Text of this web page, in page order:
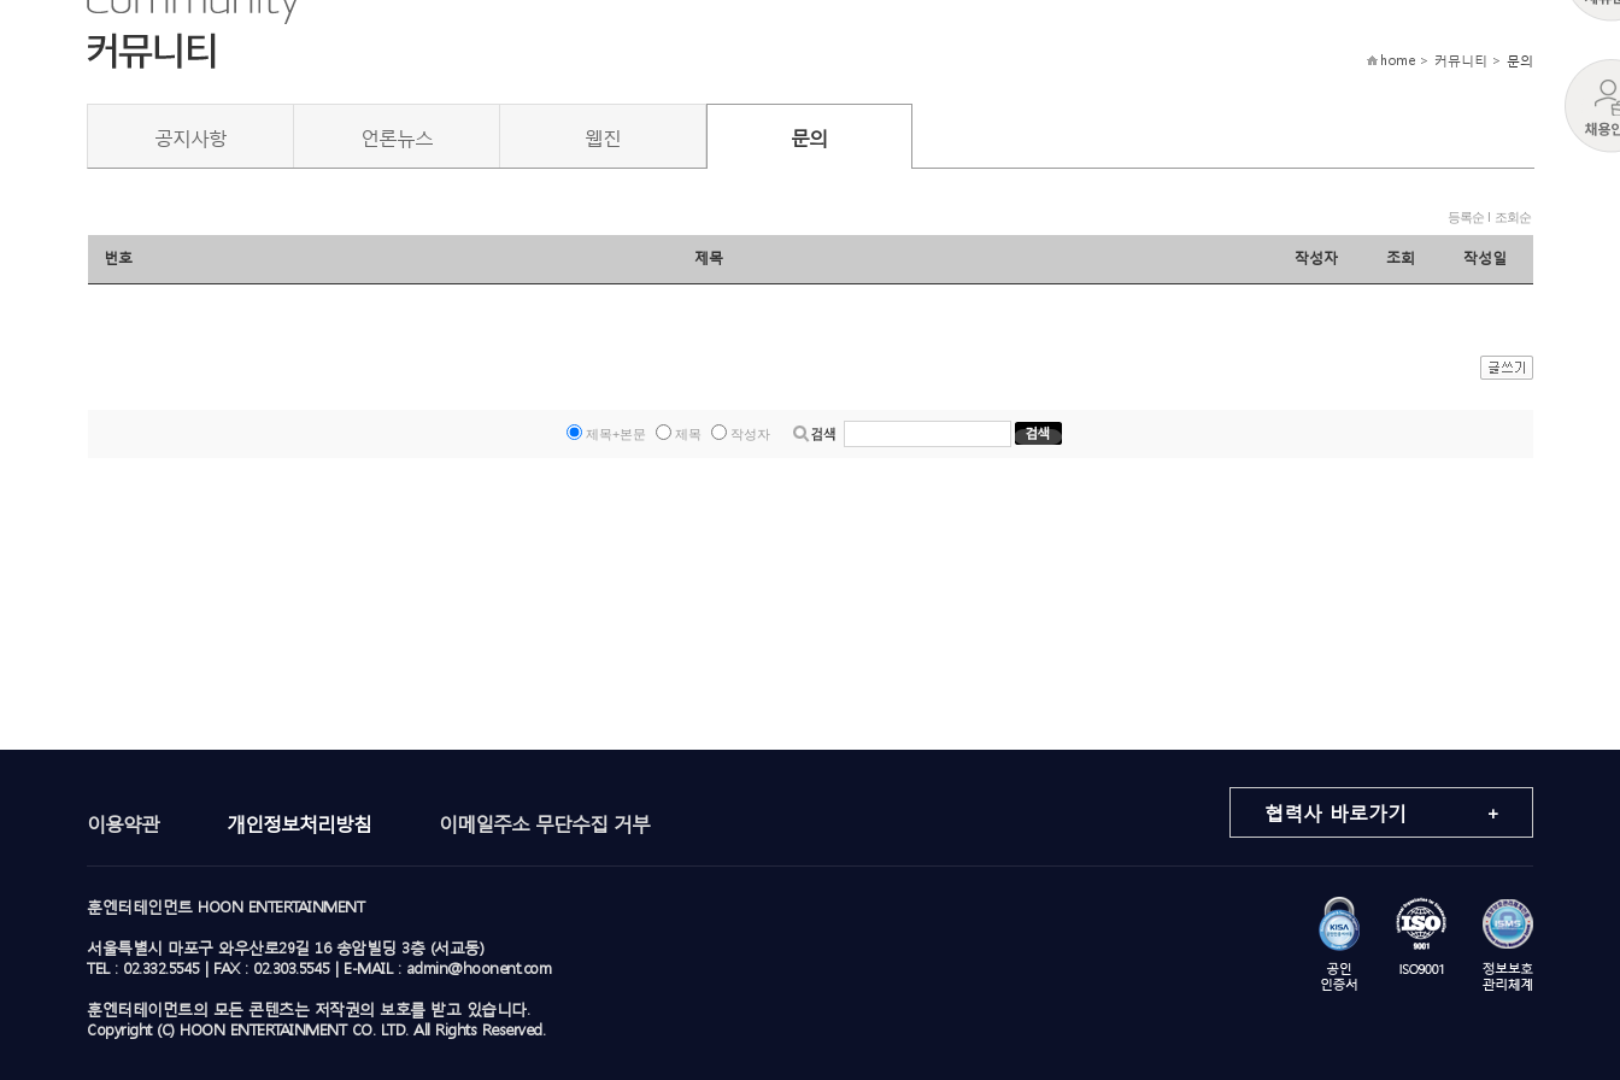
공지사항 언론뉴스 웹진 문의
home > 커뮤니티 > 문의
등록순 l 조회순
번호 제목 작성자 조회 작성일
제목+본문 제목 작성자
이용약관 개인정보처리방침 이메일주소 무단수집 거부
훈엔터테인먼트 HOON ENTERTAINMENT
서울특별시 마포구 와우산로29길 16 송암빌딩 3층 (서교동)
TEL : 02.332.5545 | FAX : 02.303.5545 | E-MAIL : admin@hoonent.com
훈엔터테이먼트의 모든 콘텐츠는 저작권의 보호를 받고 있습니다.
Copyright (C) HOON ENTERTAINMENT CO. LTD. All Rights Reserved.
협력사 바로가기 +